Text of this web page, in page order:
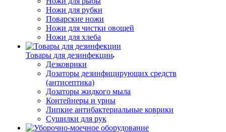
Ножи для рубки
Поварские ножи
Ножи для чистки овощей
Ножи для хлеба
Товары для дезинфекции
Дезковрики
Дозаторы дезинфицирующих средств
(антисептика)
Дозаторы жидкого мыла
Контейнеры и урны
Липкие антибактериальные коврики
Сушилки для рук